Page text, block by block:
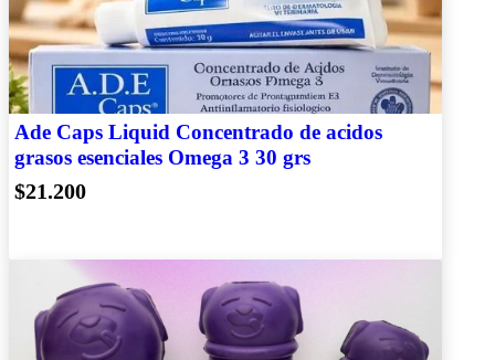
Ade Caps Liquid Concentrado de acidos
grasos esenciales Omega 3 30 grs
$21.200